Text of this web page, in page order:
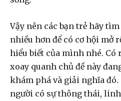
Vậy nên các bạn trẻ hãy
nhiều hơn để có cơ hội mở
hiểu biết của mình nhé. Có
xoay quanh chủ đề này
khám phá và giải nghĩa
người có sự thông thái,